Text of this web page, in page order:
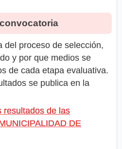
del proceso de selección,
y por que medios se
de cada etapa evaluativa.
se publica en la
resultados de las
DE